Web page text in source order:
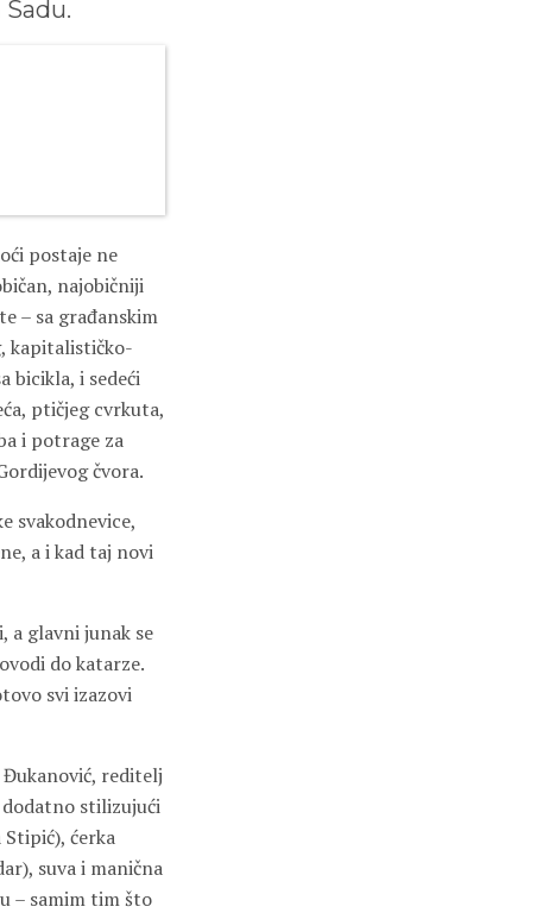
postaje ne
najobičniji
– sa građanskim
kapitalističko-
bicikla, i sedeći
ptičjeg cvrkuta,
i potrage za
čvora.
svakodnevice,
a i kad taj novi
a glavni junak se
do katarze.
svi izazovi
reditelj
stilizujući
ćerka
suva i manična
– samim tim što